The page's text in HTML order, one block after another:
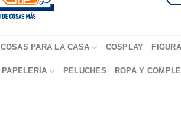
COSAS PARA LA CASA COSPLAY
PAPELERÍA PELUCHES ROPA Y